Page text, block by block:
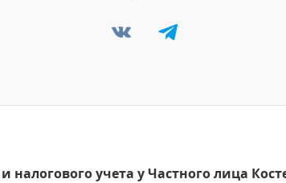
налогового учета у Частного лица